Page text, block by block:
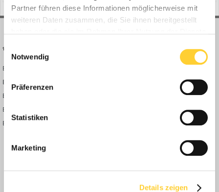
Partner führen diese Informationen möglicherweise mit
weiteren Daten zusammen, die Sie ihnen bereitgestellt
Einwilligungsauswahl
Notwendig
Präferenzen
Statistiken
Marketing
Details zeigen
Bauforum24 News
Bauforum24 TV
BF24 Mediathek
BF24 Fotostrecken
Bauforum Shop